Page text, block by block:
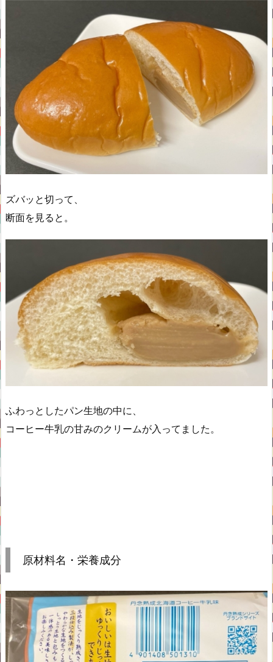
ズバッと切って、
断面を見ると。
ふわっとしたパン生地の中に、
コーヒー牛乳の甘みのクリームが入ってました。
原材料名・栄養成分